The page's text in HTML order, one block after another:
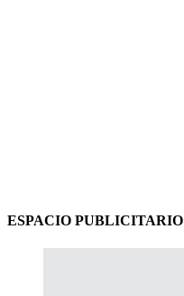
ESPACIO PUBLICITARIO